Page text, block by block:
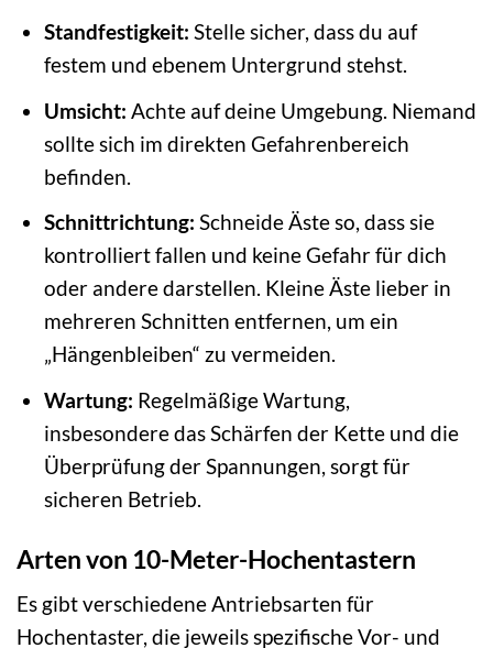
Standfestigkeit: Stelle sicher, dass du auf
festem und ebenem Untergrund stehst.
Umsicht: Achte auf deine Umgebung. Niemand
sollte sich im direkten Gefahrenbereich
befinden.
Schnittrichtung: Schneide Äste so, dass sie
kontrolliert fallen und keine Gefahr für dich
oder andere darstellen. Kleine Äste lieber in
mehreren Schnitten entfernen, um ein
„Hängenbleiben“ zu vermeiden.
Wartung: Regelmäßige Wartung,
insbesondere das Schärfen der Kette und die
Überprüfung der Spannungen, sorgt für
sicheren Betrieb.
Arten von 10-Meter-Hochentastern
Es gibt verschiedene Antriebsarten für
Hochentaster, die jeweils spezifische Vor- und